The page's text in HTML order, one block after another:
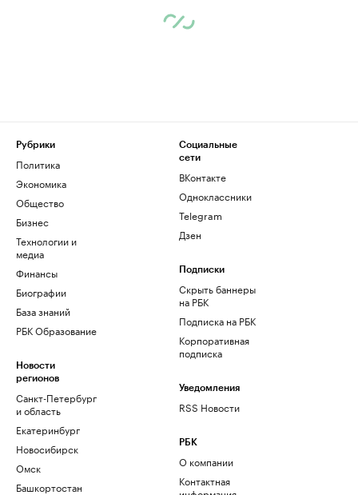
Рубрики
Политика
Экономика
Общество
Бизнес
Технологии и
медиа
Финансы
Биографии
База знаний
РБК Образование
Новости
регионов
Санкт-Петербург
и область
Екатеринбург
Новосибирск
Омск
Башкортостан
Социальные
сети
ВКонтакте
Одноклассники
Telegram
Дзен
Подписки
Скрыть баннеры
на РБК
Подписка на РБК
Корпоративная
подписка
Уведомления
RSS Новости
РБК
О компании
Контактная